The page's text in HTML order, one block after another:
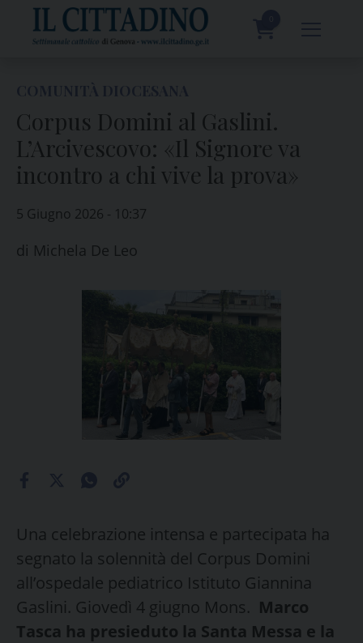
content
Corpus Domini al Gaslini.
L’Arcivescovo: «Il Signore va
incontro a chi vive la prova»
5 Giugno 2026 - 10:37
di Michela De Leo
Una celebrazione intensa e partecipata ha
segnato la solennità del Corpus Domini
all’ospedale pediatrico Istituto Giannina
Gaslini. Giovedì 4 giugno Mons. Marco
Tasca ha presieduto la Santa Messa e la